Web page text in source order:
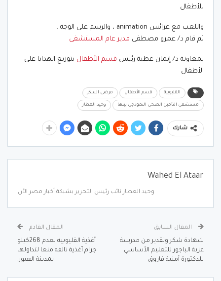
للأطفال
واللعب مع عرائس animation ، والرسم على الوجه .
ثم قام د/ عمرو مصطفى مدير عام المستشفى
بمعاونة د/ إيمان عطية رئيس قسم الأطفال بتوزيع الهدايا على
الأطفال
القليوبية قسم الأطفال مرضى السكر
مستشفى التأمين الصحى النموذجى ببنها وحيد العطار
شارك
Wahed El Ataar
وحيد العطار نائب رئيس التحرير بشبكة أخبار مصر الأن
المقال السابق
شهادة شكر وتقدير من مدرسة
عزبة الباجور للتعليم الأساسي
للدكتورة أمنية فاروق
المقال القادم
أغذية القليوبيه تعدم 268كيلو
جرام أغذية تالفه منعا لتداولها
بمدينة العبور.